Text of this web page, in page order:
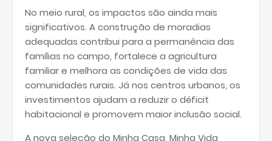
No meio rural, os impactos são ainda mais
significativos. A construção de moradias
adequadas contribui para a permanência das
famílias no campo, fortalece a agricultura
familiar e melhora as condições de vida das
comunidades rurais. Já nos centros urbanos, os
investimentos ajudam a reduzir o déficit
habitacional e promovem maior inclusão social.
A nova seleção do Minha Casa, Minha Vida